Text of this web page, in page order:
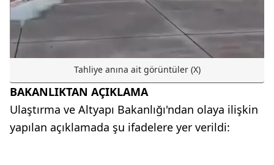
Tahliye anına ait görüntüler (X)
BAKANLIKTAN AÇIKLAMA
Ulaştırma ve Altyapı Bakanlığı'ndan olaya ilişkin
yapılan açıklamada şu ifadelere yer verildi: